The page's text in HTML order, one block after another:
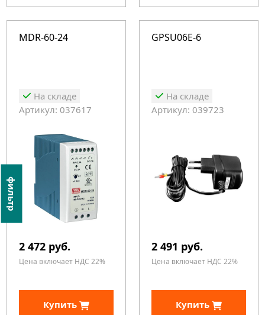
фильтр
MDR-60-24
На складе
Артикул: 037617
2 472 руб.
Цена включает НДС 22%
Купить
GPSU06E-6
На складе
Артикул: 039723
2 491 руб.
Цена включает НДС 22%
Купить